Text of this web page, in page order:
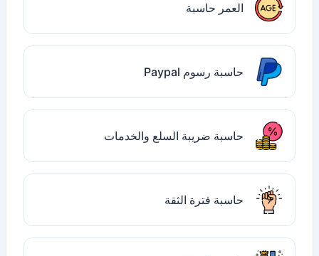
العمر حاسبة
حاسبة رسوم Paypal
حاسبة ضريبة السلع والخدمات
حاسبة فترة الثقة